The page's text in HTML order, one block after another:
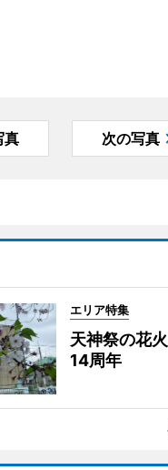
真 次の写真
エリア特集
天神祭の花
14周年